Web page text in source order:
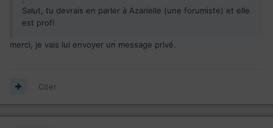
Salut, tu devrais en parler à Azarielle (une forumiste) et elle
est prof!
merci, je vais lui envoyer un message privé.
Citer